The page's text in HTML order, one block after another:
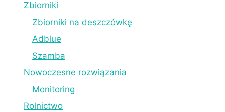
Zbiorniki
Zbiorniki na deszczówkę
Adblue
Szamba
Nowoczesne rozwiązania
Monitoring
Rolnictwo